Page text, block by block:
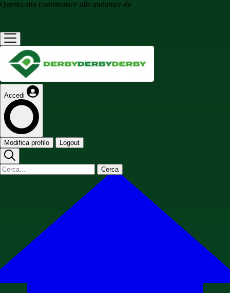
Questo sito contribuisce alla audience de
Accedi
Modifica profilo Logout
Cerca